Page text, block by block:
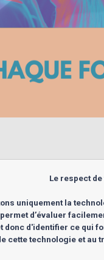
la
Le respect
uniquement la
d’évaluer
donc d'identifier ce qui
cette technologie et au